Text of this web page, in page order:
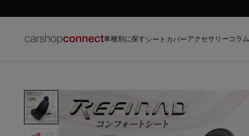
車種別に探すシートカバーアクセサリーコラム